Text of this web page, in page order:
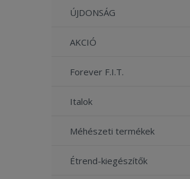
ÚJDONSÁG
AKCIÓ
Forever F.I.T.
Italok
Méhészeti termékek
Étrend-kiegészítők